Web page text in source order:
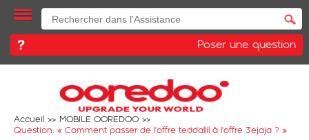
Poser une question
Accueil
MOBILE OOREDOO
Question: « Comment passer de l'offre teddallil à l'offre 3ejaja ? »